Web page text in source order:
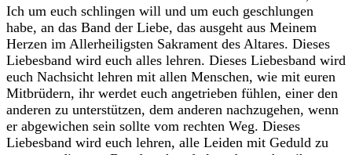
Ich um euch schlingen will und um euch geschlungen
habe, an das Band der Liebe, das ausgeht aus Meinem
Herzen im Allerheiligsten Sakrament des Altares. Dieses
Liebesband wird euch alles lehren. Dieses Liebesband wird
euch Nachsicht lehren mit allen Menschen, wie mit euren
Mitbrüdern, ihr werdet euch angetrieben fühlen, einer den
anderen zu unterstützen, dem anderen nachzugehen, wenn
er abgewichen sein sollte vom rechten Weg. Dieses
Liebesband wird euch lehren, alle Leiden mit Geduld zu